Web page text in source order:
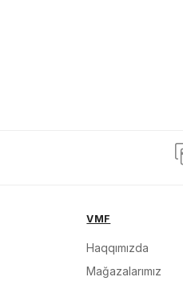
VMF
Haqqımızda
Mağazalarımız